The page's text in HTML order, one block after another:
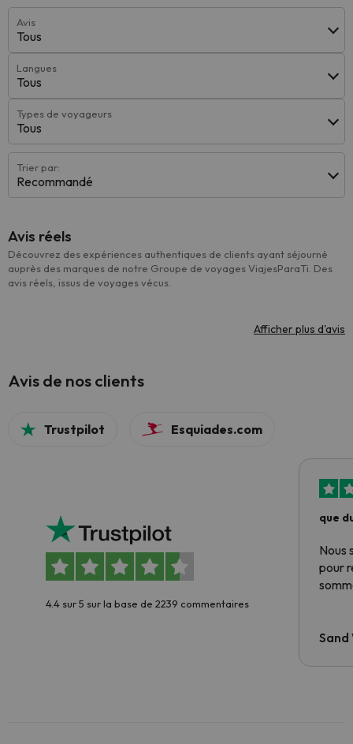
Avis
Tous
Langues
Tous
Types de voyageurs
Tous
Trier par:
Recommandé
Avis réels
Découvrez des expériences authentiques de clients ayant séjourné
auprès des marques de notre Groupe de voyages ViajesParaTi. Des
avis réels, issus de voyages vécus.
Afficher plus d'avis
Avis de nos clients
Trustpilot Esquiades.com
4.4 sur 5 sur la base de 2239 commentaires
que
Nous
pour
Sand